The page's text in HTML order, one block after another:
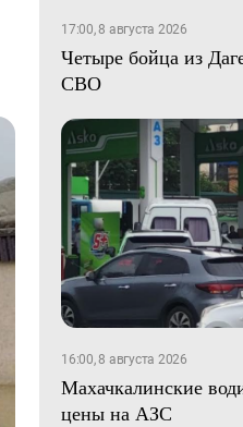
17:00, 8 августа 2026
Четыре бойца из
СВО
16:00, 8 августа 2026
Махачкалинские
цены на АЗС